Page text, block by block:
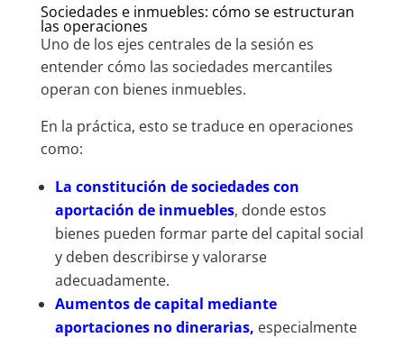
Sociedades e inmuebles: cómo se estructuran
las operaciones
Uno de los ejes centrales de la sesión es
entender cómo las sociedades mercantiles
operan con bienes inmuebles.
En la práctica, esto se traduce en operaciones
como:
La constitución de sociedades con
aportación de inmuebles, donde estos
bienes pueden formar parte del capital social
y deben describirse y valorarse
adecuadamente.
Aumentos de capital mediante
aportaciones no dinerarias, especialmente